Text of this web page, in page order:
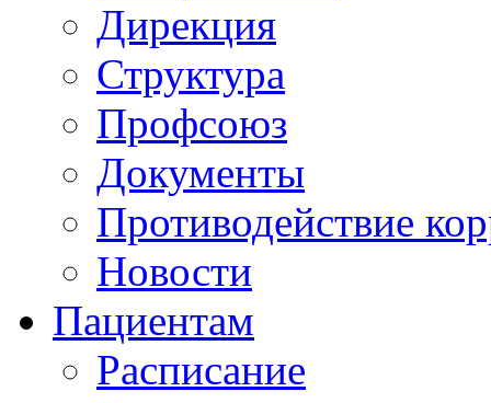
Дирекция
Структура
Профсоюз
Документы
Противодействие
Новости
Пациентам
Расписание